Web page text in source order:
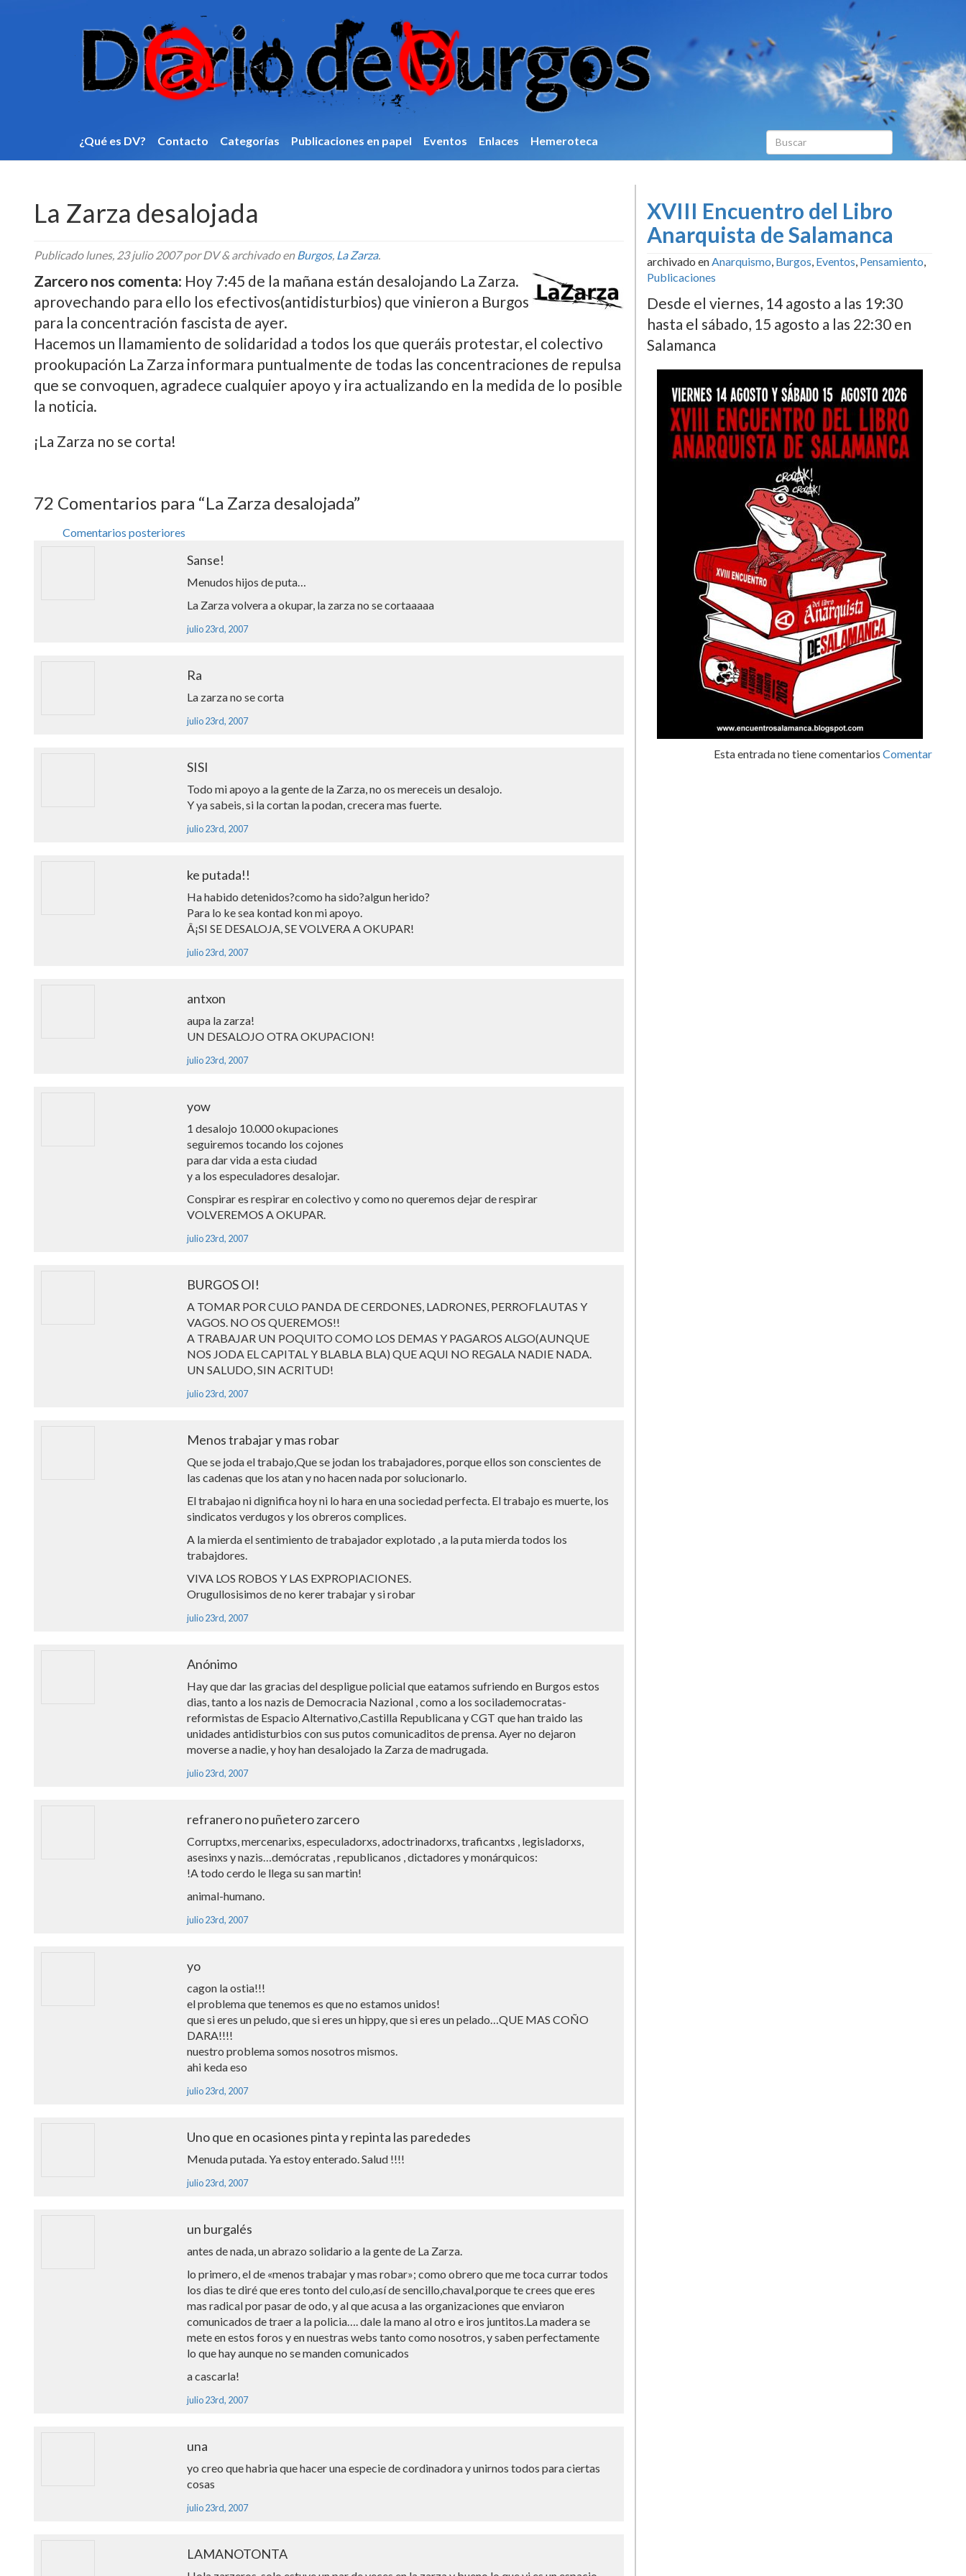
¿Qué es DV? Contacto Categorí­as Publicaciones en papel Eventos Enlaces Hemeroteca
La Zarza desalojada
Publicadolunes, 23 julio 2007por DV&archivado enBurgos, La Zarza.
Zarcero nos comenta: Hoy 7:45 de la mañana están desalojando La Zarza.
aprovechando para ello los efectivos(antidisturbios) que vinieron a Burgos
para la concentración fascista de ayer.
Hacemos un llamamiento de solidaridad a todos los que queráis protestar, el colectivo
prookupación La Zarza informara puntualmente de todas las concentraciones de repulsa
que se convoquen, agradece cualquier apoyo y ira actualizando en la medida de lo posible
la noticia.
¡La Zarza no se corta!
72 Comentarios para “La Zarza desalojada”
Comentarios posteriores
Sanse!
Menudos hijos de puta…
La Zarza volvera a okupar, la zarza no se cortaaaaa
julio 23rd, 2007
Ra
La zarza no se corta
julio 23rd, 2007
SISI
Todo mi apoyo a la gente de la Zarza, no os mereceis un desalojo.
Y ya sabeis, si la cortan la podan, crecera mas fuerte.
julio 23rd, 2007
ke putada!!
Ha habido detenidos?como ha sido?algun herido?
Para lo ke sea kontad kon mi apoyo.
Â¡SI SE DESALOJA, SE VOLVERA A OKUPAR!
julio 23rd, 2007
antxon
aupa la zarza!
UN DESALOJO OTRA OKUPACION!
julio 23rd, 2007
yow
1 desalojo 10.000 okupaciones
seguiremos tocando los cojones
para dar vida a esta ciudad
y a los especuladores desalojar.
Conspirar es respirar en colectivo y como no queremos dejar de respirar
VOLVEREMOS A OKUPAR.
julio 23rd, 2007
BURGOS OI!
A TOMAR POR CULO PANDA DE CERDONES, LADRONES, PERROFLAUTAS Y
VAGOS. NO OS QUEREMOS!!
A TRABAJAR UN POQUITO COMO LOS DEMAS Y PAGAROS ALGO(AUNQUE
NOS JODA EL CAPITAL Y BLABLA BLA) QUE AQUI NO REGALA NADIE NADA.
UN SALUDO, SIN ACRITUD!
julio 23rd, 2007
Menos trabajar y mas robar
Que se joda el trabajo,Que se jodan los trabajadores, porque ellos son conscientes de
las cadenas que los atan y no hacen nada por solucionarlo.
El trabajao ni dignifica hoy ni lo hara en una sociedad perfecta. El trabajo es muerte, los
sindicatos verdugos y los obreros complices.
A la mierda el sentimiento de trabajador explotado , a la puta mierda todos los
trabajdores.
VIVA LOS ROBOS Y LAS EXPROPIACIONES.
Orugullosisimos de no kerer trabajar y si robar
julio 23rd, 2007
Anónimo
Hay que dar las gracias del despligue policial que eatamos sufriendo en Burgos estos
dias, tanto a los nazis de Democracia Nazional , como a los socilademocratas-
reformistas de Espacio Alternativo,Castilla Republicana y CGT que han traido las
unidades antidisturbios con sus putos comunicaditos de prensa. Ayer no dejaron
moverse a nadie, y hoy han desalojado la Zarza de madrugada.
julio 23rd, 2007
refranero no puñetero zarcero
Corruptxs, mercenarixs, especuladorxs, adoctrinadorxs, traficantxs , legisladorxs,
asesinxs y nazis…demócratas , republicanos , dictadores y monárquicos:
!A todo cerdo le llega su san martin!
animal-humano.
julio 23rd, 2007
yo
cagon la ostia!!!
el problema que tenemos es que no estamos unidos!
que si eres un peludo, que si eres un hippy, que si eres un pelado…QUE MAS COÑO
DARA!!!!
nuestro problema somos nosotros mismos.
ahi keda eso
julio 23rd, 2007
Uno que en ocasiones pinta y repinta las parededes
Menuda putada. Ya estoy enterado. Salud !!!!
julio 23rd, 2007
un burgalés
antes de nada, un abrazo solidario a la gente de La Zarza.
lo primero, el de «menos trabajar y mas robar»; como obrero que me toca currar todos
los dias te diré que eres tonto del culo,así­ de sencillo,chaval,porque te crees que eres
mas radical por pasar de odo, y al que acusa a las organizaciones que enviaron
comunicados de traer a la policia…. dale la mano al otro e iros juntitos.La madera se
mete en estos foros y en nuestras webs tanto como nosotros, y saben perfectamente
lo que hay aunque no se manden comunicados
a cascarla!
julio 23rd, 2007
una
yo creo que habria que hacer una especie de cordinadora y unirnos todos para ciertas
cosas
julio 23rd, 2007
LAMANOTONTA
XVIII Encuentro del Libro
Anarquista de Salamanca
archivado enAnarquismo, Burgos, Eventos, Pensamiento,
Publicaciones
Desde el viernes, 14 agosto a las 19:30
hasta el sábado, 15 agosto a las 22:30 en
Salamanca
Esta entrada no tiene comentarios Comentar